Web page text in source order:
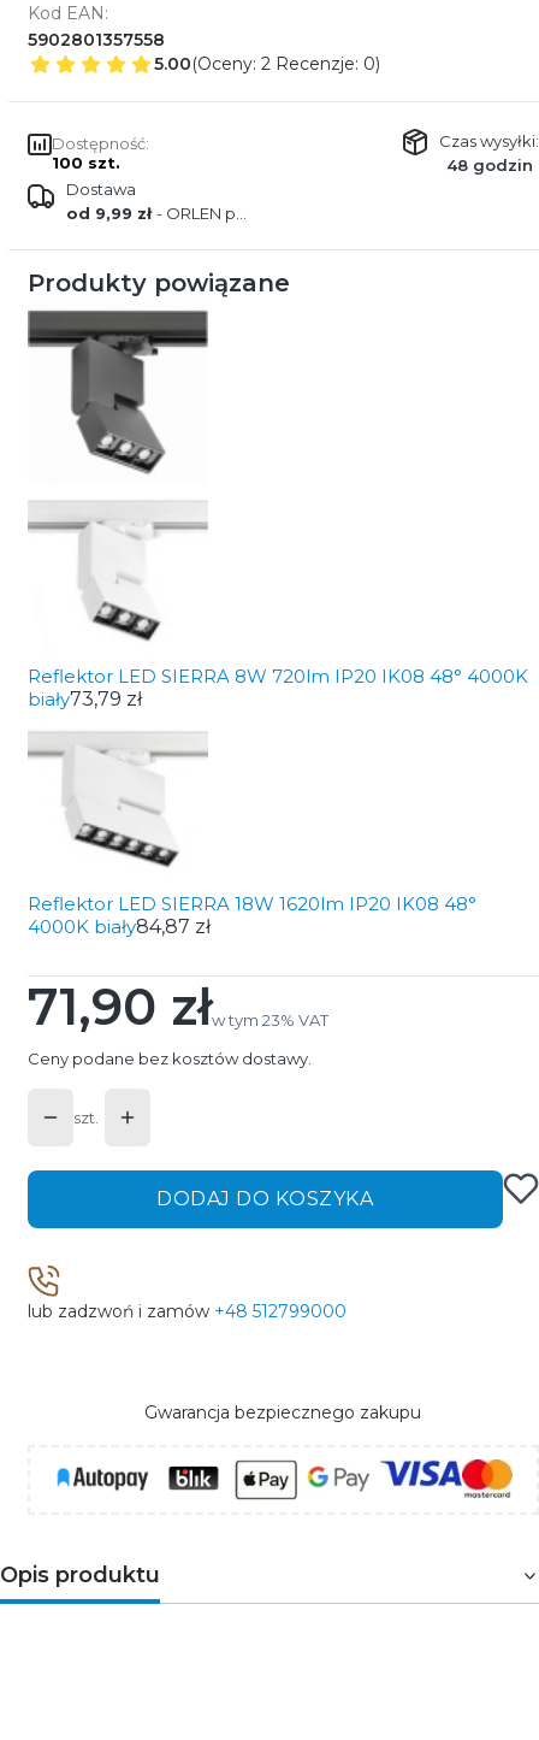
Kod EAN:
5902801357558
5.00(Oceny: 2 Recenzje: 0)
Dostępność:
100 szt.
Czas wysyłki:
48 godzin
Dostawa
od 9,99 zł- ORLEN paczka
Produkty powiązane
Reflektor LED SIERRA 8W 720lm IP20 IK08 48° 4000K
biały73,79 zł
Reflektor LED SIERRA 18W 1620lm IP20 IK08 48°
4000K biały84,87 zł
Cena
71,90 złw tym 23% VAT
w tym 23% VAT
Ceny podane bez kosztów dostawy.
szt.
DODAJ DO KOSZYKA
lub zadzwoń i zamów +48 512799000
Gwarancja bezpiecznego zakupu
Opis produktu